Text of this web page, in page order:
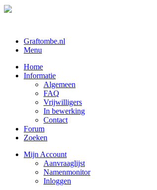
Graftombe.nl
Menu
Home
Informatie
Algemeen
FAQ
Vrijwilligers
In bewerking
Contact
Forum
Zoeken
Mijn Account
Aanvraaglijst
Namenmonitor
Inloggen